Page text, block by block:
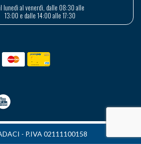
lunedì al venerdì, dalle 08:30 alle
13:00 e dalle 14:00 alle 17:30
- P.IVA 02111100158